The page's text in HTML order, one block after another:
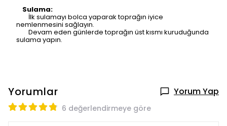
Sulama:
İlk sulamayı bolca yaparak toprağın iyice
nemlenmesini sağlayın.
Devam eden günlerde toprağın üst kısmı kuruduğunda
sulama yapın.
Yorumlar Yorum Yap
6 değerlendirmeye göre